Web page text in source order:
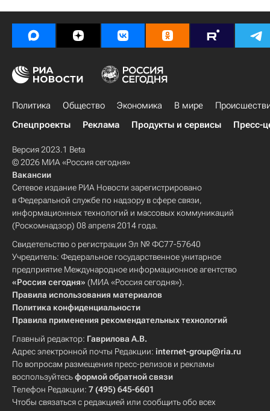
Политика Общество Экономика В мире
Спецпроекты
Реклама Продукты и сервисы Пресс-
Версия 2023.1 Beta
© 2026 МИА «Россия сегодня»
Вакансии
Сетевое издание РИА Новости зарегистрировано
в Федеральной службе по надзору в сфере связи,
информационных технологий и массовых коммуникаций
(Роскомнадзор) 08 апреля 2014 года.
Свидетельство о регистрации Эл № ФС77-57640
Учредитель: Федеральное государственное унитарное
предприятие Международное информационное агентство
«Россия сегодня» (МИА «Россия сегодня»).
Правила использования материалов
Политика конфиденциальности
Правила применения рекомендательных технологий
Главный редактор: Гаврилова А.В.
Адрес электронной почты Редакции: internet-group@ria.ru
По вопросам размещения пресс-релизов и рекламы
воспользуйтесьформой обратной связи
Телефон Редакции: 7 (495) 645-6601
Чтобы связаться с редакцией или сообщить обо всех